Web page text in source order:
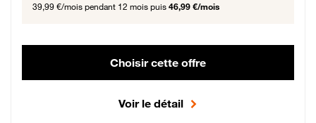
39,99 €/mois pendant 12 mois puis 46,99 €/mois
Choisir cette offre
Voir le détail